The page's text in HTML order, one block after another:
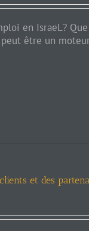
en IsraeL?
être un
et des